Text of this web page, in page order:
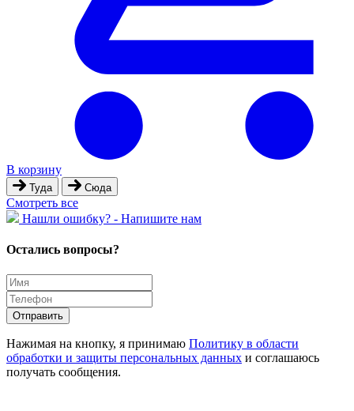
В корзину
Туда Сюда
Cмотреть все
Hашли ошибку? - Напишите нам
Остались вопросы?
Отправить
Нажимая на кнопку, я принимаю Политику в области
обработки и защиты персональных данных и соглашаюсь
получать сообщения.